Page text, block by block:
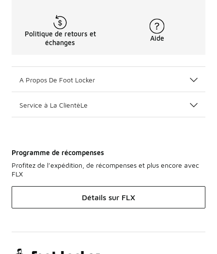
Politique de retours et
échanges
Aide
A Propos De Foot Locker
Service à La ClientèLe
Programme de récompenses
Profitez de l’expédition, de récompenses et plus encore avec
FLX
Détails sur FLX